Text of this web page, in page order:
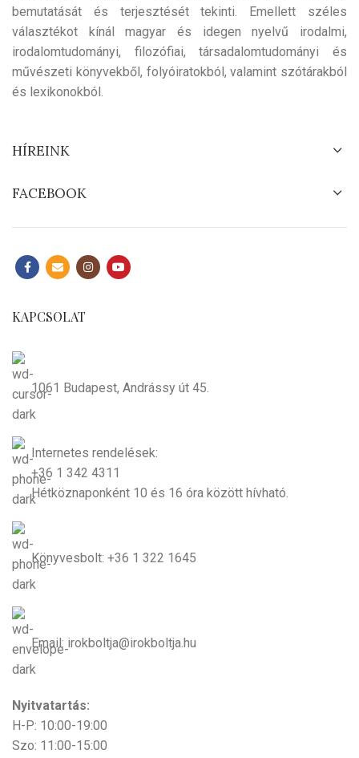
bemutatását és terjesztését tekinti. Emellett széles
választékot kínál magyar és idegen nyelvű irodalmi,
irodalomtudományi, filozófiai, társadalomtudományi és
művészeti könyvekből, folyóiratokból, valamint szótárakból
és lexikonokból.
HÍREINK
FACEBOOK
KAPCSOLAT
1061 Budapest, Andrássy út 45.
Internetes rendelések:
+36 1 342 4311
Hétköznaponként 10 és 16 óra között hívható.
Könyvesbolt: +36 1 322 1645
Email: irokboltja@irokboltja.hu
Nyitvatartás:
H-P: 10:00-19:00
Szo: 11:00-15:00